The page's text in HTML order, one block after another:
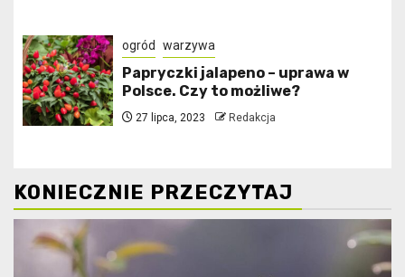
ogród warzywa
Papryczki jalapeno – uprawa w
Polsce. Czy to możliwe?
27 lipca, 2023 Redakcja
KONIECZNIE PRZECZYTAJ